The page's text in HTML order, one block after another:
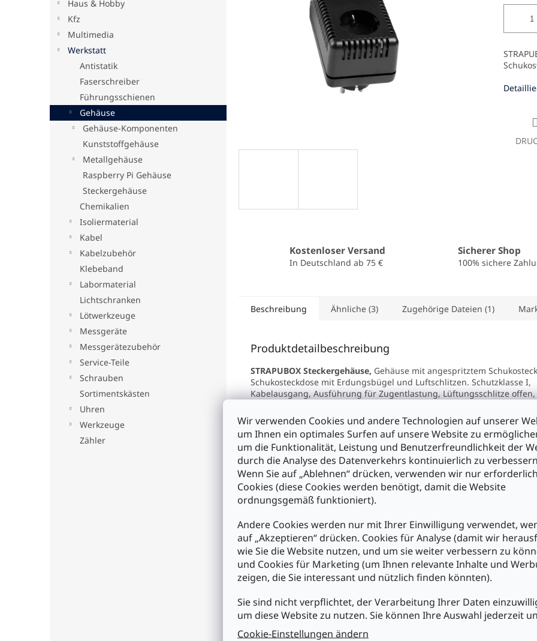
Wir verwenden Cookies und andere Technologien auf unserer
um Ihnen ein optimales Surfen auf unsere Website zu
um die Funktionalität, Leistung und Benutzerfreundlichkeit der
durch die Analyse des Datenverkehrs kontinuierlich zu
Wenn Sie auf „Ablehnen“ drücken, verwenden wir nur
Cookies (diese Cookies werden benötigt, damit die Website
ordnungsgemäß funktioniert).
Andere Cookies werden nur mit Ihrer Einwilligung verwendet,
auf „Akzeptieren“ drücken. Cookies für Analyse (damit wir
wie Sie die Website nutzen, und um sie weiter verbessern zu
und Cookies für Marketing (um Ihnen relevante Inhalte und
zeigen, die Sie interessant und nützlich finden könnten).
Sie sind nicht verpflichtet, der Verarbeitung Ihrer Daten
um diese Website zu nutzen. Sie können Ihre Auswahl jederzeit
Cookie-Einstellungen ändern
Haus & Hobby
Kfz
Multimedia
Werkstatt
Antistatik
Faserschreiber
Führungsschienen
Gehäuse
Gehäuse-Komponenten
Kunststoffgehäuse
Metallgehäuse
Raspberry Pi Gehäuse
Steckergehäuse
Chemikalien
Isoliermaterial
Kabel
Kabelzubehör
Klebeband
Labormaterial
Lichtschranken
Lötwerkzeuge
Messgeräte
Messgerätezubehör
Service-Teile
Schrauben
Sortimentskästen
Uhren
Werkzeuge
Zähler
Kostenloser Versand
In Deutschland ab 75 €
Sicherer Shop
100% sichere
Beschreibung Ähnliche (3) Zugehörige Dateien (1)
Produktdetailbeschreibung
STRAPUBOX Steckergehäuse, Gehäuse mit angespritztem
Schukosteckdose mit Erdungsbügel und Luftschlitzen. Schutzklasse I,
Kabelausgang, Ausführung für Zugentlastung, Lüftungsschlitze
Schukosteckergehäuse:SchuKo bedeutet Schutz-Kontakt und
System von Steckern und Steckdosen, das in Europa sehr verbreitet ist.
International ist dieses System auch als Stecker-Typ F bekannt und
kompatibel mit dem „französischen“ System. Das Material ist im
aus flammhemmenden Kunststoff aus ABS-V0 (UL94-V0), was für Sie
Sicherheit bei der Nutzung des Gehäuses bedeutet.
Eigenschaften :
• Unterteil mit angespritztem Schukostecker und Schukosteckdose mit
Mittenschutzkontakt und Erdungsbügel, Steckerkontakte aus Messing
Lötanschluss
• geeignet für Geräte der Schutzklasse 1 (CEE7)
• Oberteil mit Lüftungsschlitzen
• Nocken zur Befestigung einer gedruckten Schaltung vorhanden
• Ausbruch für Kabel (Ø 6mm max.), mit Nocken für das Anschrauben
Zugentlastungsschelle mit 16mm Schraubenabstand (geeignete
Zugentlastungsschelle siehe Type KZ0441 in Warengruppe G8485,
Schrauben siehe Warengruppe G8191)
• Verschraubung der beiden Gehäusehälften im Unterteil durch vier